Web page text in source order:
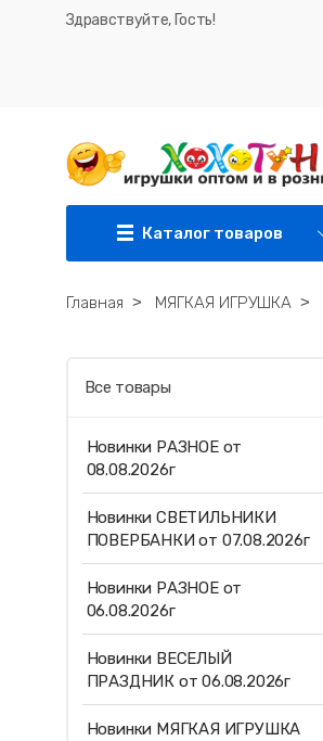
Здравствуйте, Гость!
Каталог товаров
Главная ˃ МЯГКАЯ ИГРУШКА ˃
Все товары
Новинки РАЗНОЕ от
08.08.2026г
Новинки СВЕТИЛЬНИКИ
ПОВЕРБАНКИ от 07.08.2026г
Новинки РАЗНОЕ от
06.08.2026г
Новинки ВЕСЕЛЫЙ
ПРАЗДНИК от 06.08.2026г
Новинки МЯГКАЯ ИГРУШКА